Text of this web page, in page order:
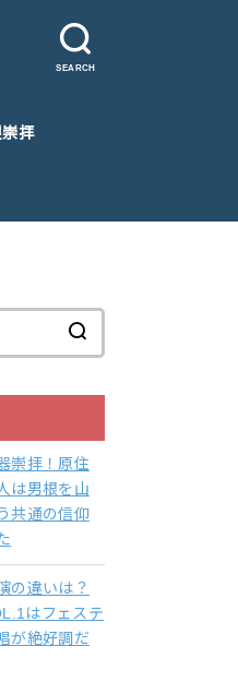
SEARCH
拝
崇拝！原住
は男根を山
共通の信仰
の違いは？
はフェステ
が絶好調だ